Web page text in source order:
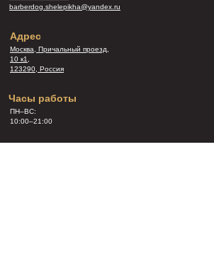
Москва, Причальный проезд,
10 к1,
123290, Россия
Адрес
ПН–ВС:
10:00–21:00
Часы работы
barberdog.shelepikha@yandex.ru